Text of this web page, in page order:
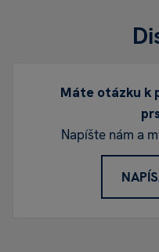
Máte otázku k
Napíšte nám a